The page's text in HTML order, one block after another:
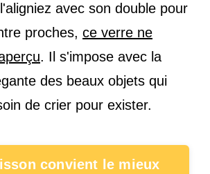
avec son double pour
proches, ce verre ne
. Il s'impose avec la
des beaux objets qui
de crier pour exister.
convient le mieux